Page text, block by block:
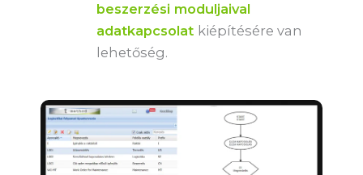
beszerzési moduljaival
adatkapcsolat kiépítésére van
lehetőség.